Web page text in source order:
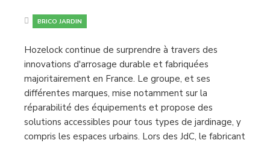
BRICO JARDIN
Hozelock continue de surprendre à travers des
innovations d'arrosage durable et fabriquées
majoritairement en France. Le groupe, et ses
différentes marques, mise notamment sur la
réparabilité des équipements et propose des
solutions accessibles pour tous types de jardinage, y
compris les espaces urbains. Lors des JdC, le fabricant